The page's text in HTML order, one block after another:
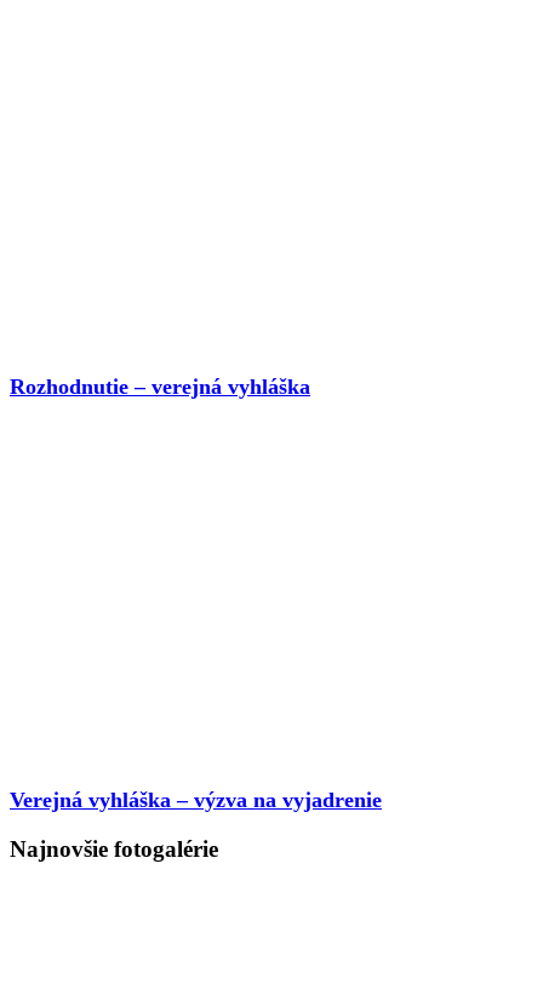
Rozhodnutie – verejná vyhláška
Verejná vyhláška – výzva na vyjadrenie
Najnovšie fotogalérie